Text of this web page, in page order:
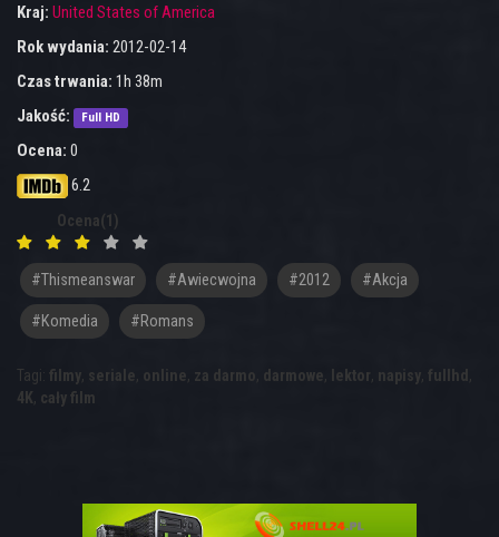
Kraj: United States of America
Rok wydania: 2012-02-14
Czas trwania: 1h 38m
Jakość:
Full HD
Ocena: 0
6.2
Ocena(1)
#thismeanswar #awiecwojna #2012 #Akcja
#Komedia #Romans
Tagi: filmy, seriale, online, za darmo, darmowe, lektor, napisy, fullhd ,
4K, cały film